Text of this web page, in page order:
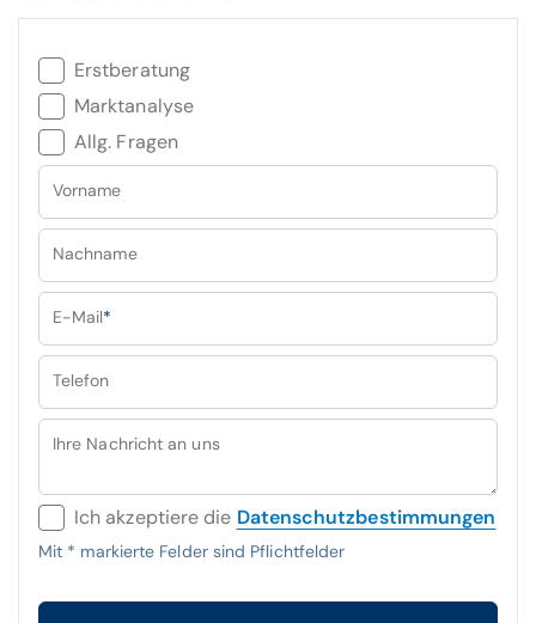
Erstberatung
Marktanalyse
Allg. Fragen
Vorname
Nachname
E-Mail*
Telefon
Ihre Nachricht an uns
Ich akzeptiere die Datenschutzbestimmungen
Mit * markierte Felder sind Pflichtfelder